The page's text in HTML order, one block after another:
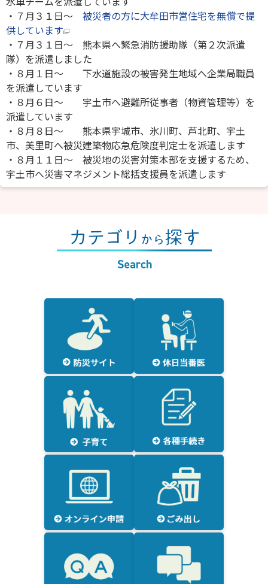
・７月３１日～ 被災者の方に大牟田市営住宅を無償で提
供しています
・７月３１日～ 熊本県へ緊急消防援助隊（第２次派遣
隊）を派遣しました
・８月１日～ 下水道施設の被害発生地域へ企業局職員
を派遣しています
・８月６日～ 宇土市へ避難所従事者（物資管理等）を
派遣しています
・８月８日～ 熊本県宇城市、氷川町、芦北町、宇土
市、美里町へ被災建築物応急危険度判定士を派遣します
・８月１１日～ 被災地の災害対策本部を支援するため、
宇土市へ災害マネジメント総括支援員を派遣します